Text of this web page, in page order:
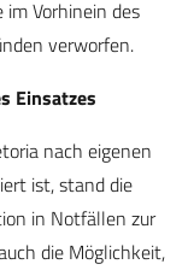
Vorhinein des
verworfen.
Einsatzes
nach eigenen
ist, stand die
in Notfällen zur
die Möglichkeit,